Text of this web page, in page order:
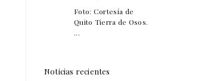
Foto: Cortesía de
Quito Tierra de Osos.
...
Noticias recientes